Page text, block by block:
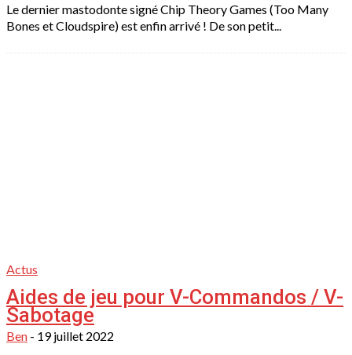
Le dernier mastodonte signé Chip Theory Games (Too Many
Bones et Cloudspire) est enfin arrivé ! De son petit...
Actus
Aides de jeu pour V-Commandos / V-
Sabotage
Ben - 19 juillet 2022